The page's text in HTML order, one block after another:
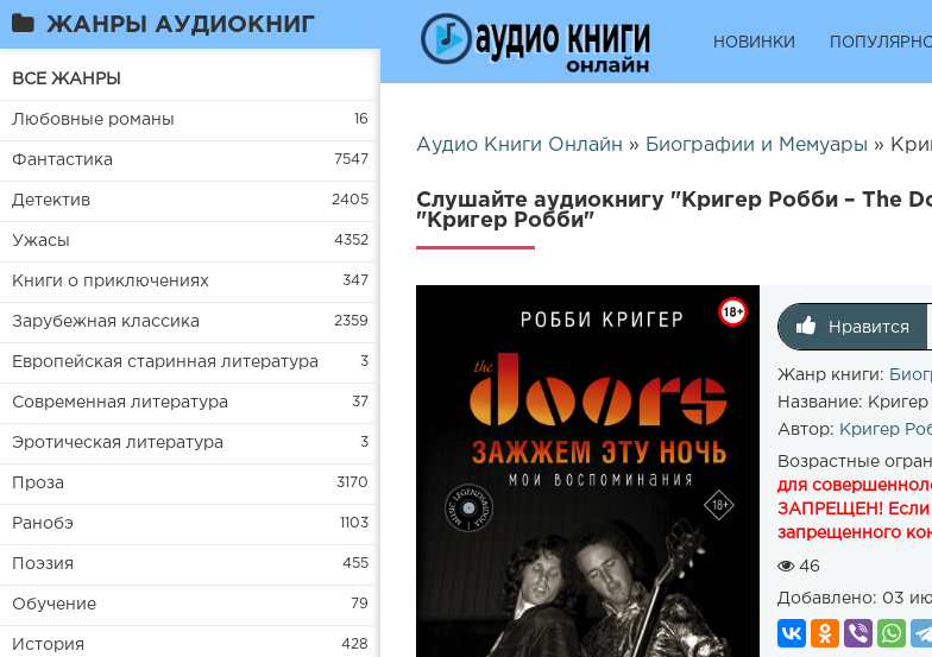
ЖАНРЫ АУДИОКНИГ
ВСЕ ЖАНРЫ
Любовные романы 16
Фантастика 7547
Детектив 2405
Ужасы 4352
Книги о приключениях 347
Зарубежная классика 2359
Европейская старинная литература 3
Современная литература 37
Эротическая литература 3
Проза 3170
Ранобэ 1103
Поэзия 455
Обучение 79
История 428
НОВИНКИ
Аудио Книги Онлайн » Биографии и Мемуары »
Слушайте аудиокнигу "Кригер Робби – The
"Кригер Робби"
Нравится
Жанр книги:
Название:
Автор: Кригер
Возрастные
для
ЗАПРЕЩЕН! Если в
запрещенного
46
Добавлено: 03